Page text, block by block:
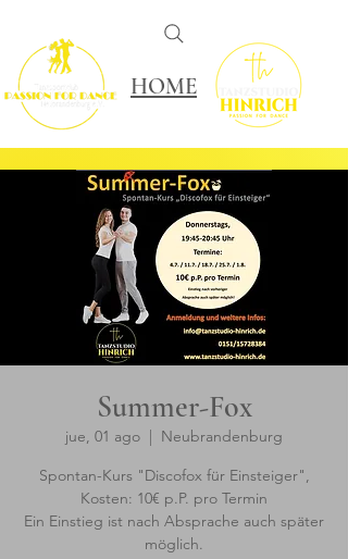
HOME
Summer-Fox
jue, 01 ago
  |
Neubrandenburg
Spontan-Kurs "Discofox für Einsteiger",
Kosten: 10€ p.P. pro Termin
Ein Einstieg ist nach Absprache auch später
möglich.